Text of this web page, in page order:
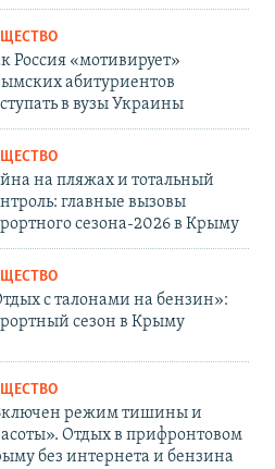
Россия «мотивирует»
абитуриентов
в вузы Украины
на пляжах и тотальный
главные вызовы
сезона-2026 в Крыму
с талонами на бензин»:
сезон в Крыму
режим тишины и
Отдых в прифронтовом
без интернета и бензина